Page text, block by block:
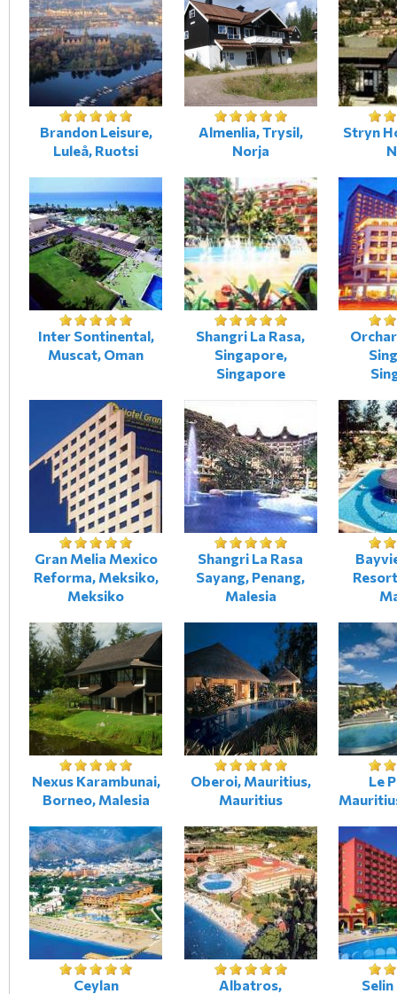
Brandon Leisure,
Luleå, Ruotsi
Almenlia, Trysil,
Norja
Stryn
Inter Sontinental,
Muscat, Oman
Shangri La Rasa,
Singapore,
Singapore
Gran Melia Mexico
Reforma, Meksiko,
Meksiko
Shangri La Rasa
Sayang, Penang,
Malesia
Nexus Karambunai,
Borneo, Malesia
Oberoi, Mauritius,
Mauritius
Le
Ceylan
Albatros,